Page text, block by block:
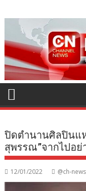
to
content
ปิดตำนานศิลปินแ
สุพรรณ”จากไปอย่
12/01/2022 @ch-